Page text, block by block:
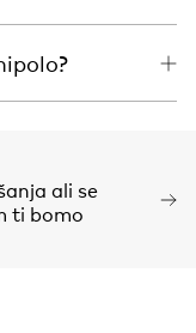
ali se
ti bomo